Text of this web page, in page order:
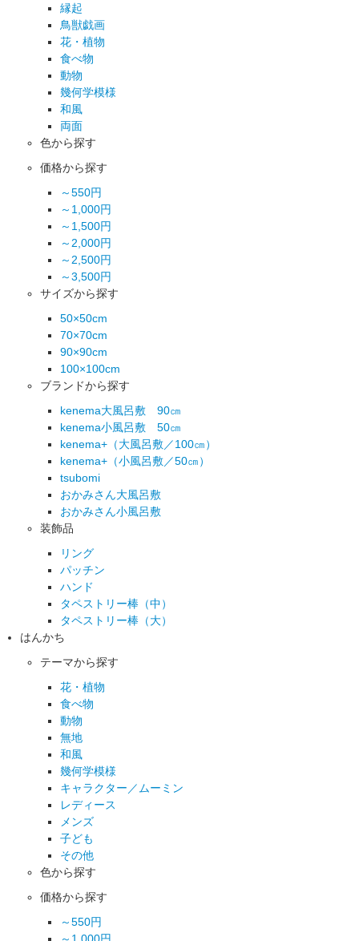
縁起
鳥獣戯画
花・植物
食べ物
動物
幾何学模様
和風
両面
色から探す
価格から探す
～550円
～1,000円
～1,500円
～2,000円
～2,500円
～3,500円
サイズから探す
50×50cm
70×70cm
90×90cm
100×100cm
ブランドから探す
kenema大風呂敷 90㎝
kenema小風呂敷 50㎝
kenema+（大風呂敷／100㎝）
kenema+（小風呂敷／50㎝）
tsubomi
おかみさん大風呂敷
おかみさん小風呂敷
装飾品
リング
パッチン
ハンド
タペストリー棒（中）
タペストリー棒（大）
はんかち
テーマから探す
花・植物
食べ物
動物
無地
和風
幾何学模様
キャラクター／ムーミン
レディース
メンズ
子ども
その他
色から探す
価格から探す
～550円
～1,000円